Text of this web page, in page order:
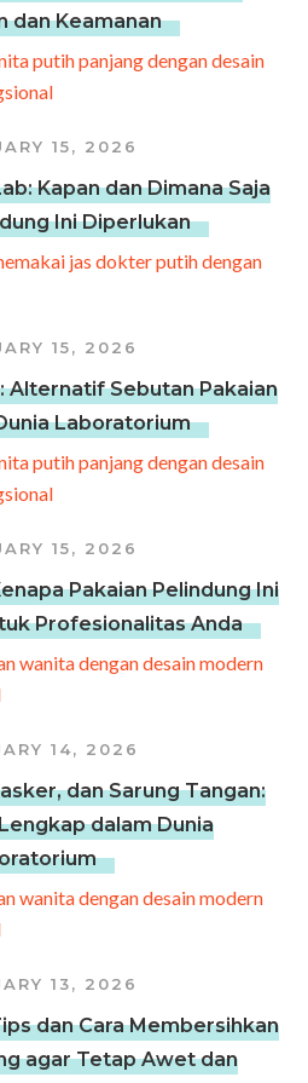
dan Keamanan
15, 2026
Kapan dan Dimana Saja
Ini Diperlukan
15, 2026
Alternatif Sebutan Pakaian
Laboratorium
15, 2026
Pakaian Pelindung Ini
Profesionalitas Anda
14, 2026
dan Sarung Tangan:
dalam Dunia
13, 2026
dan Cara Membersihkan
agar Tetap Awet dan